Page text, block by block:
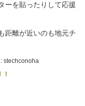
ーを貼ったりして応援
距離が近いのも地元チ
stechconoha